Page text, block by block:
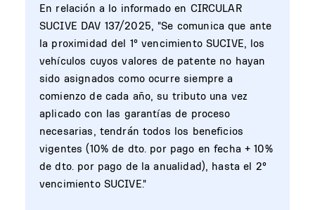
En relación a lo informado en CIRCULAR
SUCIVE DAV 137/2025, "Se comunica que ante
la proximidad del 1° vencimiento SUCIVE, los
vehículos cuyos valores de patente no hayan
sido asignados como ocurre siempre a
comienzo de cada año, su tributo una vez
aplicado con las garantías de proceso
necesarias, tendrán todos los beneficios
vigentes (10% de dto. por pago en fecha + 10%
de dto. por pago de la anualidad), hasta el 2°
vencimiento SUCIVE."